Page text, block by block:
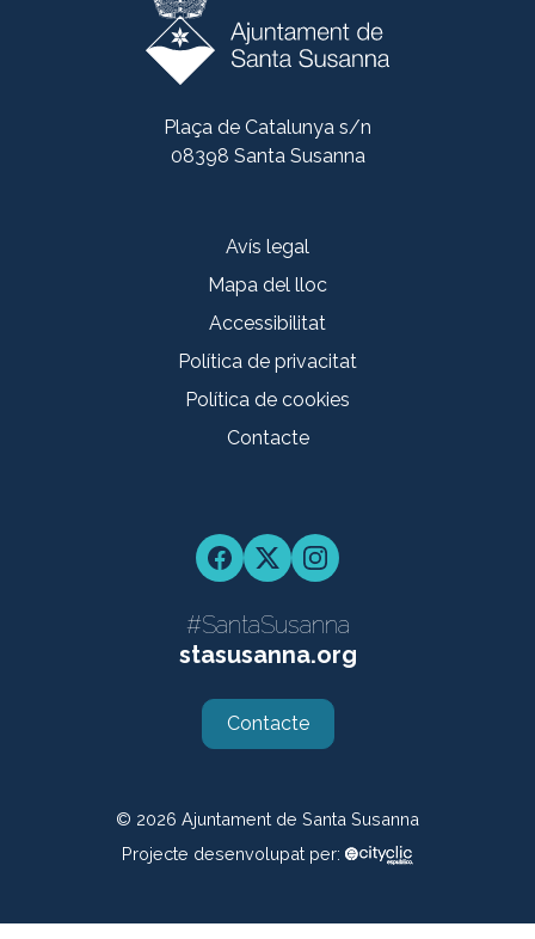
Plaça de Catalunya s/n
08398 Santa Susanna
Avís legal
Mapa del lloc
Accessibilitat
Política de privacitat
Política de cookies
Contacte
Facebook
TwitterInstagram
#SantaSusanna
stasusanna.org
Contacte
© 2026 Ajuntament de Santa Susanna
Projecte desenvolupat per: